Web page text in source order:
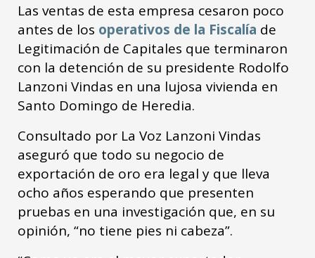
Las ventas de esta empresa cesaron poco
antes de los operativos de la Fiscalía de
Legitimación de Capitales que terminaron
con la detención de su presidente Rodolfo
Lanzoni Vindas en una lujosa vivienda en
Santo Domingo de Heredia.
Consultado por La Voz Lanzoni Vindas
aseguró que todo su negocio de
exportación de oro era legal y que lleva
ocho años esperando que presenten
pruebas en una investigación que, en su
opinión, “no tiene pies ni cabeza”.